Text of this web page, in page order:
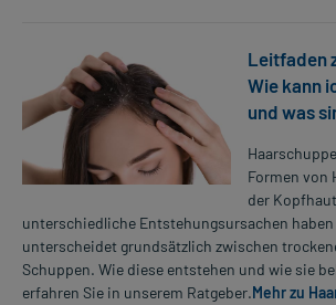
Leitfaden
Wie kann
und was
Formen von
der
unterschiedliche Entstehungsursachen
unterscheidet grundsätzlich zwischen
Schuppen. Wie diese entstehen und wie sie
erfahren Sie in unserem Ratgeber.Mehr zu